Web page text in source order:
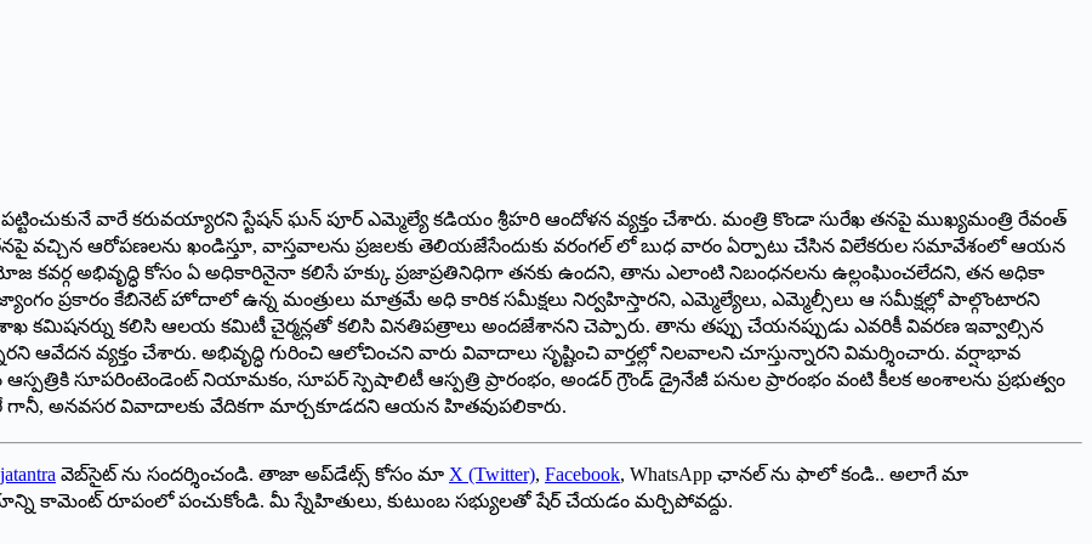
వారే కరువయ్యారని స్టేషన్ ఘన్ పూర్ ఎమ్మెల్యే కడియం శ్రీహరి ఆందోళన వ్యక్తం చేశారు. మంత్రి కొండా సురేఖ తనపై ముఖ్యమంత్రి రేవంత్
వచ్చిన ఆరోపణలను ఖండిస్తూ, వాస్తవాలను ప్రజలకు తెలియజేసేందుకు వరంగల్ లో బుధ వారం ఏర్పాటు చేసిన విలేకరుల సమావేశంలో ఆయన
అభివృద్ధి కోసం ఏ అధికారినైనా కలిసే హక్కు ప్రజాప్రతినిధిగా తనకు ఉందని, తాను ఎలాంటి నిబంధనలను ఉల్లంఘించలేదని, తన అధికా
ప్రకారం కేబినెట్ హోదాలో ఉన్న మంత్రులు మాత్రమే అధి కారిక సమీక్షలు నిర్వహిస్తారని, ఎమ్మెల్యేలు, ఎమ్మెల్సీలు ఆ సమీక్షల్లో పాల్గొంటారని
కలిసి ఆలయ కమిటీ చైర్మన్లతో కలిసి వినతిపత్రాలు అందజేశానని చెప్పారు. తాను తప్పు చేయనప్పుడు ఎవరికీ వివరణ ఇవ్వాల్సిన
ఆవేదన వ్యక్తం చేశారు. అభివృద్ధి గురించి ఆలోచించని వారు వివాదాలు సృష్టించి వార్తల్లో నిలవాలని చూస్తున్నారని విమర్శించారు. వర్షాభావ
ఆస్పత్రికి సూపరింటెండెంట్ నియామకం, సూపర్ స్పెషాలిటీ ఆస్పత్రి ప్రారంభం, అండర్ గ్రౌండ్ డ్రైనేజీ పనుల ప్రారంభం వంటి కీలక అంశాలను ప్రభుత్వం
గానీ, అనవసర వివాదాలకు వేదికగా మార్చకూడదని ఆయన హితవుపలికారు.
వెబ్‌సైట్ ను సందర్శించండి. తాజా అప్‌డేట్స్ కోసం మా X (Twitter), Facebook, WhatsApp ఛానల్ ను ఫాలో కండి.. అలాగే మా
కామెంట్ రూపంలో పంచుకోండి. మీ స్నేహితులు, కుటుంబ సభ్యులతో షేర్ చేయడం మర్చిపోవద్దు.